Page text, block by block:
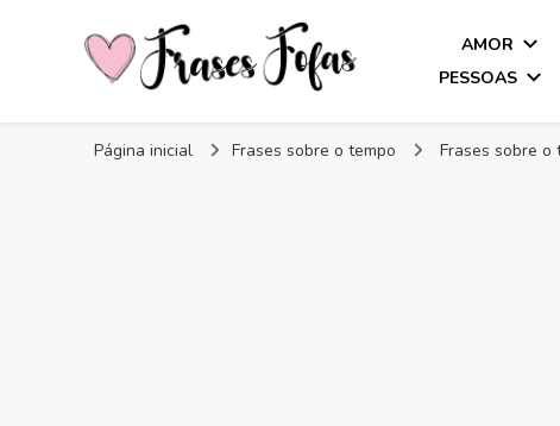
Frases Fofas
AMOR
PESSOAS
Página inicial Frases sobre o tempo Frases sobre o